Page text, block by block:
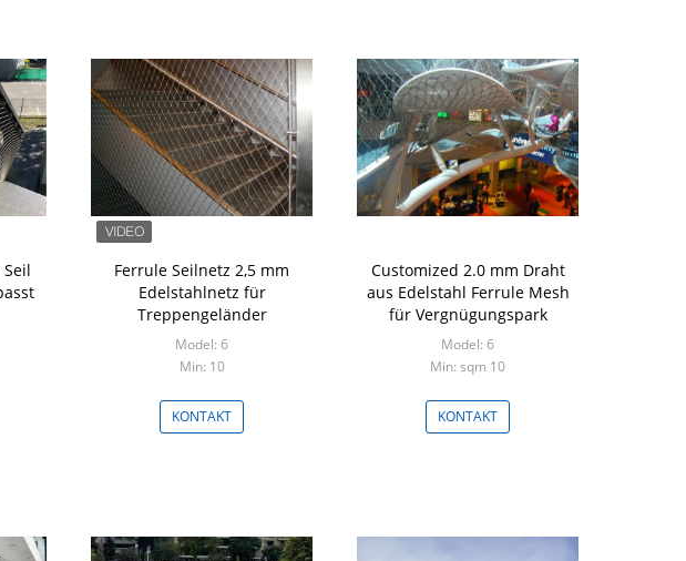
Ferrule Seilnetz 2,5 mm
Edelstahlnetz für
Treppengeländer
Model: 6
Min: 10
KONTAKT
Customized 2.0 mm Draht
aus Edelstahl Ferrule Mesh
für Vergnügungspark
Model: 6
Min: sqm 10
KONTAKT